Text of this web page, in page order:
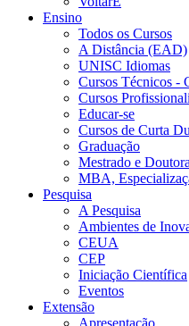
Ensino
Todos os Cursos
A Distância (EAD)
UNISC Idiomas
Cursos Técnicos -
Cursos
Educar-se
Cursos de Curta
Graduação
Mestrado e
MBA,
Pesquisa
A Pesquisa
Ambientes de
CEUA
CEP
Iniciação Científica
Eventos
Extensão